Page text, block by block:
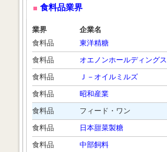
食料品業界
業界 企業名
食料品
東洋精糖
食料品
オエノンホールディングス
食料品
Ｊ－オイルミルズ
食料品
昭和産業
食料品
フィード・ワン
食料品
日本甜菜製糖
食料品
中部飼料